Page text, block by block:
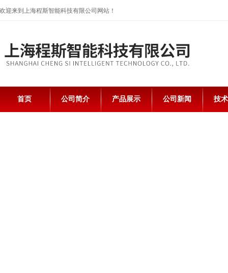
欢迎来到上海程斯智能科技有限公司网站！
首页 公司简介 产品展示 公司新闻 技